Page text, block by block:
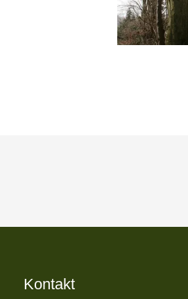
Kontakt